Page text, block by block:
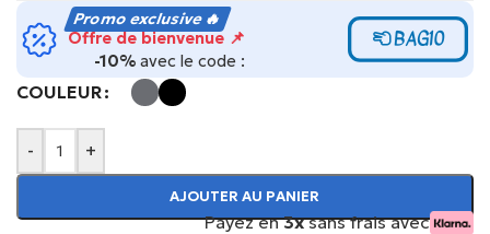
Promo exclusive 🔥
Offre de bienvenue 📌
-10% avec le code :
BAG10
COULEUR
- +
AJOUTER AU PANIER
Payez en3xsans frais avec